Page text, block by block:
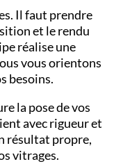
Il faut prendre
et le rendu
réalise une
vous orientons
besoins.
la pose de vos
avec rigueur et
résultat propre,
vitrages.